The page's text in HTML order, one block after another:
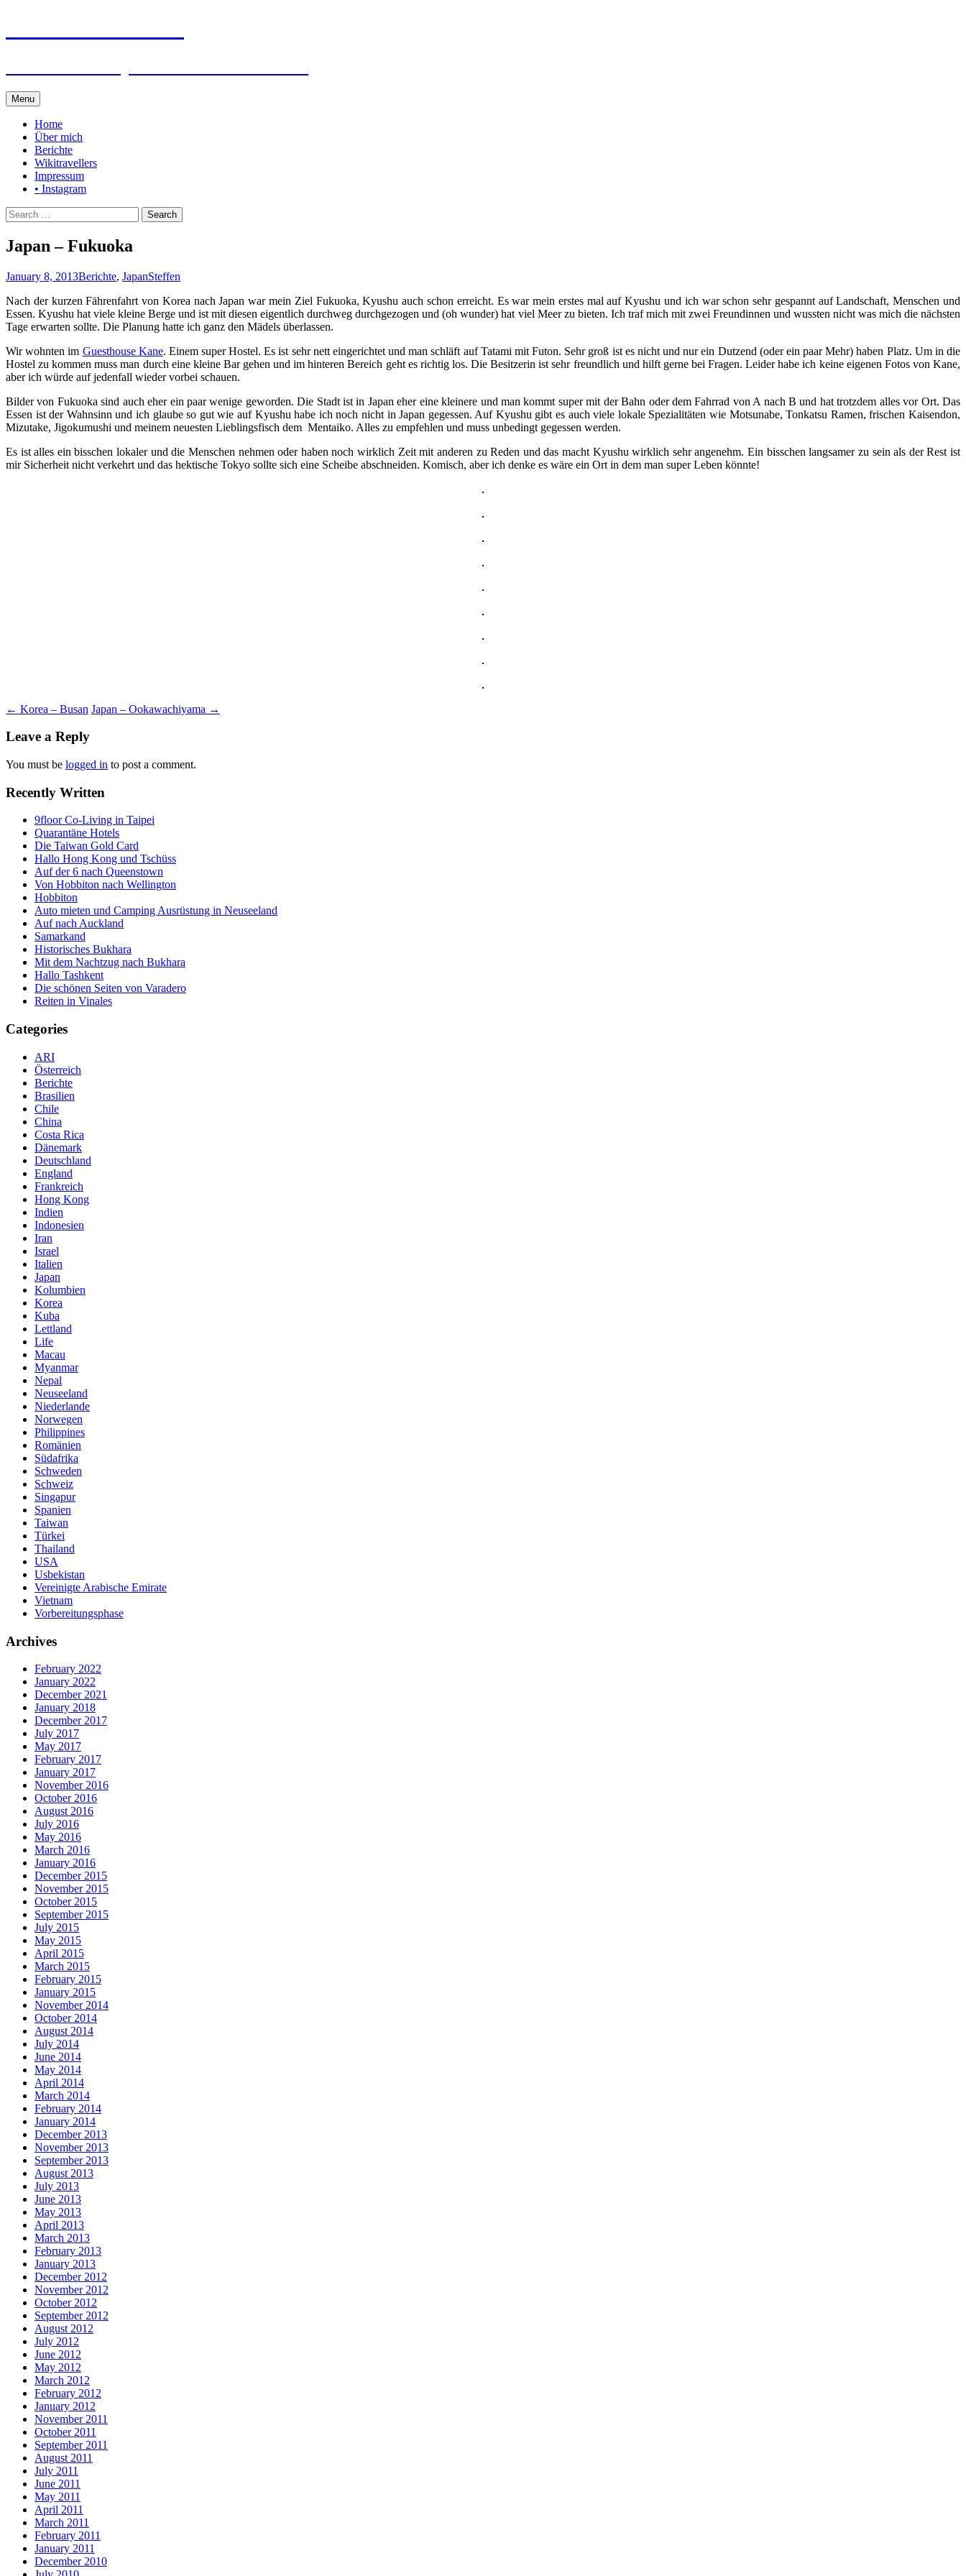
Menu Skip
to
content
Home
Über mich
Berichte
Wikitravellers
Impressum
• Instagram
Search
for:
Japan – Fukuoka
January 8, 2013Berichte, JapanSteffen
Nach der kurzen Fährenfahrt von Korea nach Japan war mein Ziel Fukuoka, Kyushu auch schon erreicht. Es war mein erstes mal auf Kyushu und ich war schon sehr gespannt auf Landschaft, Menschen und
Essen. Kyushu hat viele kleine Berge und ist mit diesen eigentlich durchweg durchgezogen und (oh wunder) hat viel Meer zu bieten. Ich traf mich mit zwei Freundinnen und wussten nicht was mich die nächsten
Tage erwarten sollte. Die Planung hatte ich ganz den Mädels überlassen.
Wir wohnten im Guesthouse Kane. Einem super Hostel. Es ist sehr nett eingerichtet und man schläft auf Tatami mit Futon. Sehr groß ist es nicht und nur ein Dutzend (oder ein paar Mehr) haben Platz. Um in die
Hostel zu kommen muss man durch eine kleine Bar gehen und im hinteren Bereich geht es richtig los. Die Besitzerin ist sehr freundlich und hilft gerne bei Fragen. Leider habe ich keine eigenen Fotos von Kane,
aber ich würde auf jedenfall wieder vorbei schauen.
Bilder von Fukuoka sind auch eher ein paar wenige geworden. Die Stadt ist in Japan eher eine kleinere und man kommt super mit der Bahn oder dem Fahrrad von A nach B und hat trotzdem alles vor Ort. Das
Essen ist der Wahnsinn und ich glaube so gut wie auf Kyushu habe ich noch nicht in Japan gegessen. Auf Kyushu gibt es auch viele lokale Spezialitäten wie Motsunabe, Tonkatsu Ramen, frischen Kaisendon,
Mizutake, Jigokumushi und meinem neuesten Lieblingsfisch dem Mentaiko. Alles zu empfehlen und muss unbedingt gegessen werden.
Es ist alles ein bisschen lokaler und die Menschen nehmen oder haben noch wirklich Zeit mit anderen zu Reden und das macht Kyushu wirklich sehr angenehm. Ein bisschen langsamer zu sein als der Rest ist
mir Sicherheit nicht verkehrt und das hektische Tokyo sollte sich eine Scheibe abschneiden. Komisch, aber ich denke es wäre ein Ort in dem man super Leben könnte!
Post
navigation
← Korea – Busan Japan – Ookawachiyama →
Leave a Reply
You must be logged in to post a comment.
Recently Written
9floor Co-Living in Taipei
Quarantäne Hotels
Die Taiwan Gold Card
Hallo Hong Kong und Tschüss
Auf der 6 nach Queenstown
Von Hobbiton nach Wellington
Hobbiton
Auto mieten und Camping Ausrüstung in Neuseeland
Auf nach Auckland
Samarkand
Historisches Bukhara
Mit dem Nachtzug nach Bukhara
Hallo Tashkent
Die schönen Seiten von Varadero
Reiten in Vinales
Categories
ARI
Österreich
Berichte
Brasilien
Chile
China
Costa Rica
Dänemark
Deutschland
England
Frankreich
Hong Kong
Indien
Indonesien
Iran
Israel
Italien
Japan
Kolumbien
Korea
Kuba
Lettland
Life
Macau
Myanmar
Nepal
Neuseeland
Niederlande
Norwegen
Philippines
Romänien
Südafrika
Schweden
Schweiz
Singapur
Spanien
Taiwan
Türkei
Thailand
USA
Usbekistan
Vereinigte Arabische Emirate
Vietnam
Vorbereitungsphase
Archives
February 2022
January 2022
December 2021
January 2018
December 2017
July 2017
May 2017
February 2017
January 2017
November 2016
October 2016
August 2016
July 2016
May 2016
March 2016
January 2016
December 2015
November 2015
October 2015
September 2015
July 2015
May 2015
April 2015
March 2015
February 2015
January 2015
November 2014
October 2014
August 2014
July 2014
June 2014
May 2014
April 2014
March 2014
February 2014
January 2014
December 2013
November 2013
September 2013
August 2013
July 2013
June 2013
May 2013
April 2013
March 2013
February 2013
January 2013
December 2012
November 2012
October 2012
September 2012
August 2012
July 2012
June 2012
May 2012
March 2012
February 2012
January 2012
November 2011
October 2011
September 2011
August 2011
July 2011
June 2011
May 2011
April 2011
March 2011
February 2011
January 2011
December 2010